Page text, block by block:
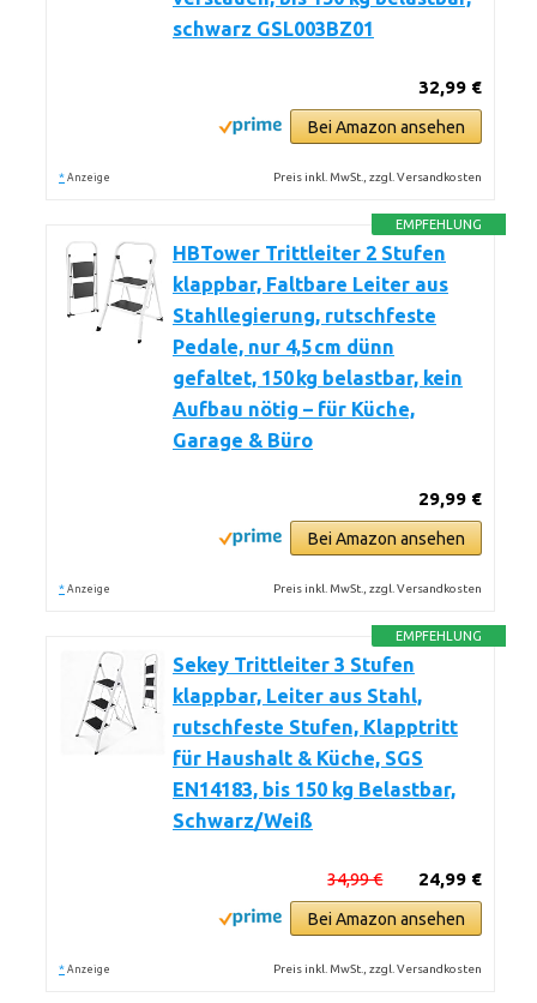
schwarz GSL003BZ01
32,99 €
Bei Amazon ansehen
* Anzeige Preis inkl. MwSt., zzgl. Versandkosten
EMPFEHLUNG
HBTower Trittleiter 2 Stufen
klappbar, Faltbare Leiter aus
Stahllegierung, rutschfeste
Pedale, nur 4,5 cm dünn
gefaltet, 150 kg belastbar, kein
Aufbau nötig – für Küche,
Garage & Büro
29,99 €
Bei Amazon ansehen
* Anzeige Preis inkl. MwSt., zzgl. Versandkosten
EMPFEHLUNG
Sekey Trittleiter 3 Stufen
klappbar, Leiter aus Stahl,
rutschfeste Stufen, Klapptritt
für Haushalt & Küche, SGS
EN14183, bis 150 kg Belastbar,
Schwarz/Weiß
24,99 €
34,99 €
Bei Amazon ansehen
* Anzeige Preis inkl. MwSt., zzgl. Versandkosten